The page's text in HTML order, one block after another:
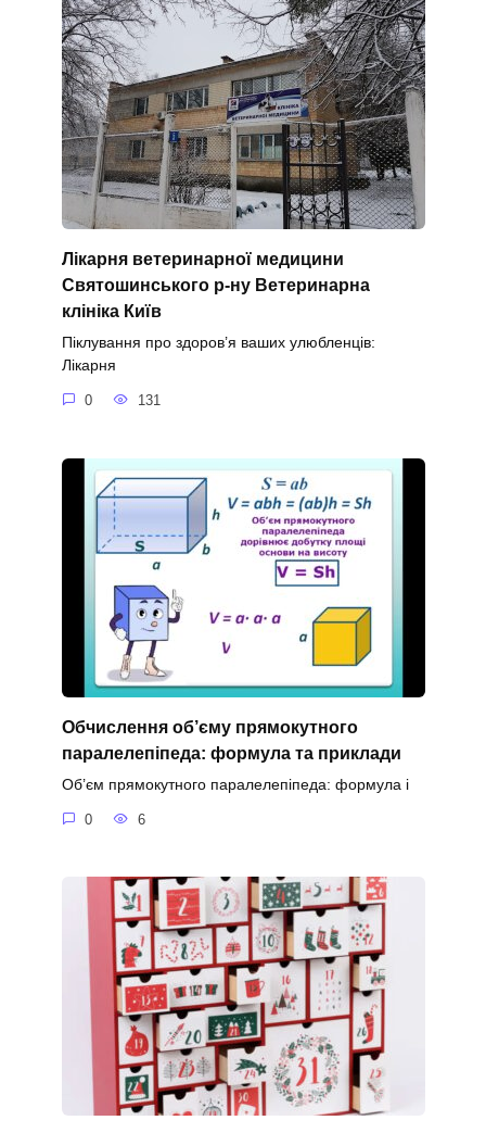
Лікарня ветеринарної медицини
Святошинського р-ну Ветеринарна
клініка Київ
Піклування про здоров’я ваших улюбленців:
Лікарня
0 131
Обчислення об’єму прямокутного
паралелепіпеда: формула та приклади
Об’єм прямокутного паралелепіпеда: формула і
0 6